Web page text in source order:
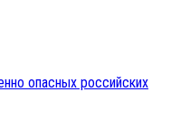
опасных российских